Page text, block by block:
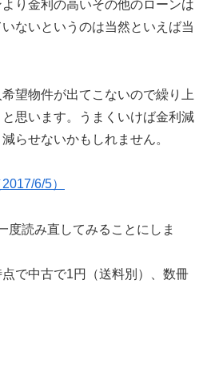
り金利の高いその他のローンは
ないというのは当然といえば当
望物件が出てこないので繰り上
思います。うまくいけば金利減
らせないかもしれません。
6/5）
度読み直してみることにしま
点で中古で1円（送料別）、数冊